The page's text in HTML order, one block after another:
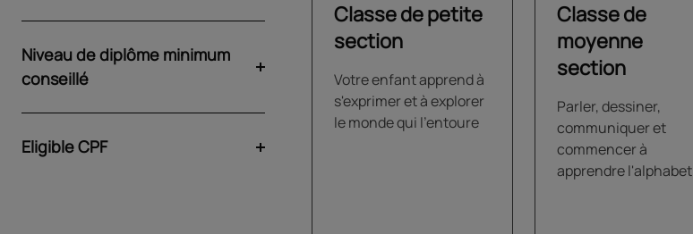
Niveau de diplôme minimum
conseillé
Eligible CPF
Classe de petite
section
Votre enfant apprend à
s'exprimer et à explorer
le monde qui l'entoure
Classe de
moyenne
section
Parler, dessiner,
communiquer et
commencer à
apprendre l'alphabet